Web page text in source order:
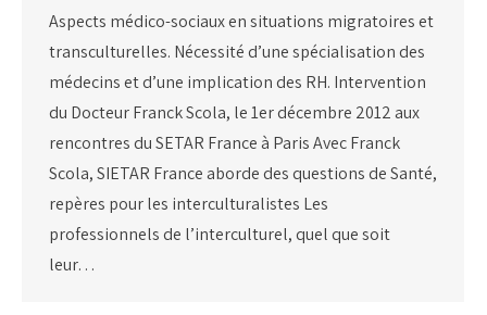
Aspects médico-sociaux en situations migratoires et
transculturelles. Nécessité d’une spécialisation des
médecins et d’une implication des RH. Intervention
du Docteur Franck Scola, le 1er décembre 2012 aux
rencontres du SETAR France à Paris Avec Franck
Scola, SIETAR France aborde des questions de Santé,
repères pour les interculturalistes Les
professionnels de l’interculturel, quel que soit
leur…